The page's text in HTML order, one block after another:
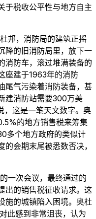
于税收公平性与地方自主
邦，消防局的建筑正摇
降的旧消防局里，放下一
消防车，滚过堆满装备的
座建于1963年的消防
尾气污染着消防装备，甚
建消防站需要300万美
，这是一笔天文数字。奥
的地方销售税来筹集
多个地方政府的类似计
会期末尾被悉数否决，
一次会议，最终通过的
出的销售税征收请求。这
施的城镇陷入困境。奥杜
此感到非常沮丧，认为